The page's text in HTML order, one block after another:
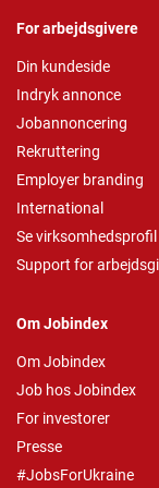
For arbejdsgivere
Din kundeside
Indryk annonce
Jobannoncering
Rekruttering
Employer branding
International
Se virksomhedsprofil
Support for
Om Jobindex
Om Jobindex
Job hos Jobindex
For investorer
Presse
#JobsForUkraine